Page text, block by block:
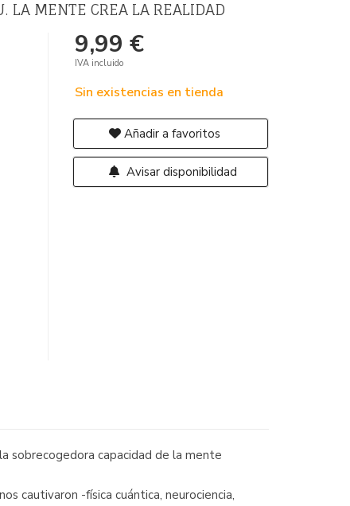
LA MENTE CREA LA REALIDAD
9,99 €
IVA incluido
Sin existencias en tienda
Añadir a favoritos
Avisar disponibilidad
sobrecogedora capacidad de la mente
cautivaron -física cuántica, neurociencia,